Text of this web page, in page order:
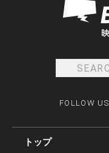
FOLLOW US
トップ